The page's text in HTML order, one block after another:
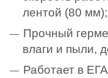
лентой (80 мм);
Прочный
влаги и пыли,
Работает в